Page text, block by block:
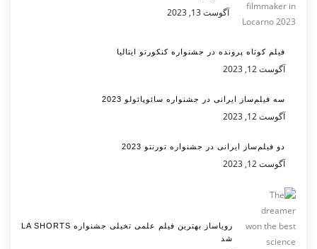
آگوست 13, 2023
فیلم کوتاه پرونده در جشنواره کنکورتو ایتالیا
آگوست 12, 2023
سه فیلم‌ساز ایرانی در جشنواره سائوپائولو 2023
آگوست 12, 2023
دو فیلم‌ساز ایرانی در جشنواره تورنتو 2023
آگوست 12, 2023
رویاساز بهترین فیلم علمی تخیلی جشنواره LA SHORTS
شد